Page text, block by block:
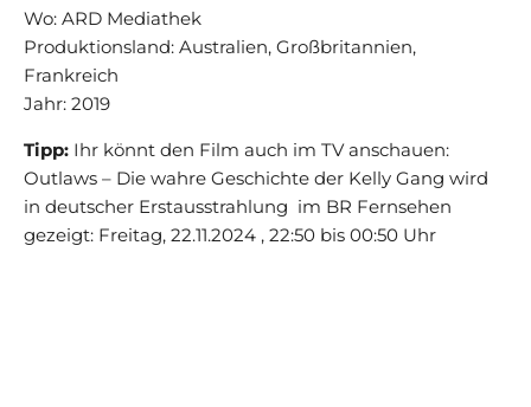
Wo: ARD Mediathek
Produktionsland: Australien, Großbritannien,
Frankreich
Jahr: 2019
Tipp: Ihr könnt den Film auch im TV anschauen:
Outlaws – Die wahre Geschichte der Kelly Gang wird
in deutscher Erstausstrahlung im BR Fernsehen
gezeigt: Freitag, 22.11.2024 , 22:50 bis 00:50 Uhr